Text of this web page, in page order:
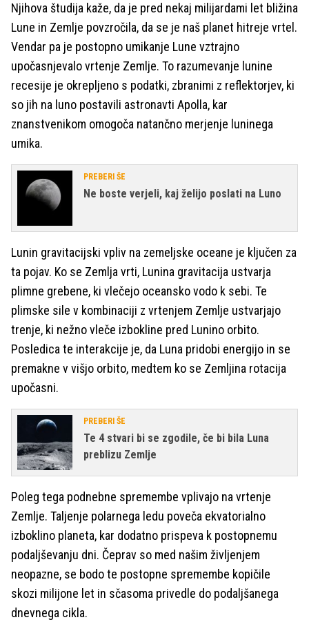
Njihova študija kaže, da je pred nekaj milijardami let bližina
Lune in Zemlje povzročila, da se je naš planet hitreje vrtel.
Vendar pa je postopno umikanje Lune vztrajno
upočasnjevalo vrtenje Zemlje. To razumevanje lunine
recesije je okrepljeno s podatki, zbranimi z reflektorjev, ki
so jih na luno postavili astronavti Apolla, kar
znanstvenikom omogoča natančno merjenje luninega
umika.
PREBERI ŠE
Ne boste verjeli, kaj želijo poslati na Luno
Lunin gravitacijski vpliv na zemeljske oceane je ključen za
ta pojav. Ko se Zemlja vrti, Lunina gravitacija ustvarja
plimne grebene, ki vlečejo oceansko vodo k sebi. Te
plimske sile v kombinaciji z vrtenjem Zemlje ustvarjajo
trenje, ki nežno vleče izbokline pred Lunino orbito.
Posledica te interakcije je, da Luna pridobi energijo in se
premakne v višjo orbito, medtem ko se Zemljina rotacija
upočasni.
PREBERI ŠE
Te 4 stvari bi se zgodile, če bi bila Luna
preblizu Zemlje
Poleg tega podnebne spremembe vplivajo na vrtenje
Zemlje. Taljenje polarnega ledu poveča ekvatorialno
izboklino planeta, kar dodatno prispeva k postopnemu
podaljševanju dni. Čeprav so med našim življenjem
neopazne, se bodo te postopne spremembe kopičile
skozi milijone let in sčasoma privedle do podaljšanega
dnevnega cikla.